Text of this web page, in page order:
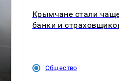
Крымчане стали
банки и
Общество